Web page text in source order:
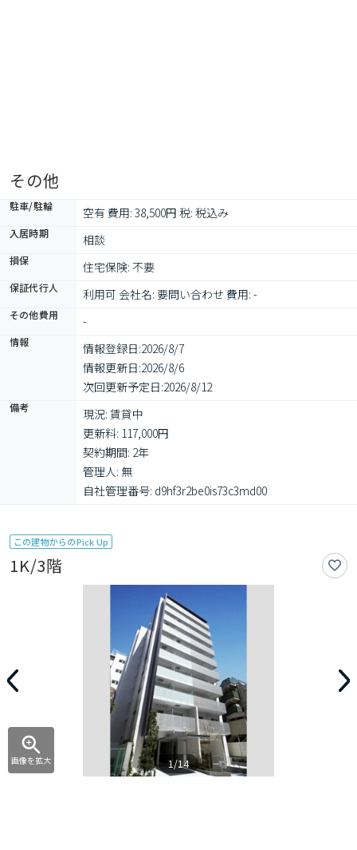
その他
駐車/駐輪 空有 費用: 38,500円 税: 税込み
入居時期 相談
損保 住宅保険: 不要
保証代行人 利用可 会社名: 要問い合わせ 費用: -
その他費用 -
情報 情報登録日:2026/8/7
情報更新日:2026/8/6
次回更新予定日:2026/8/12
備考
現況: 賃貸中
更新料: 117,000円
契約期間: 2年
管理人: 無
自社管理番号: d9hf3r2be0is73c3md00
この建物からのPick Up
1K/3階
画像を拡大 1/14